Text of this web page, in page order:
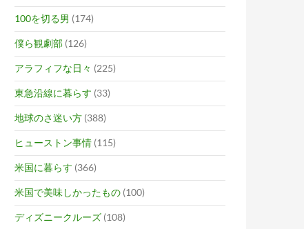
100を切る男 (174)
僕ら観劇部 (126)
アラフィフな日々 (225)
東急沿線に暮らす (33)
地球のさ迷い方 (388)
ヒューストン事情 (115)
米国に暮らす (366)
米国で美味しかったもの (100)
ディズニークルーズ (108)